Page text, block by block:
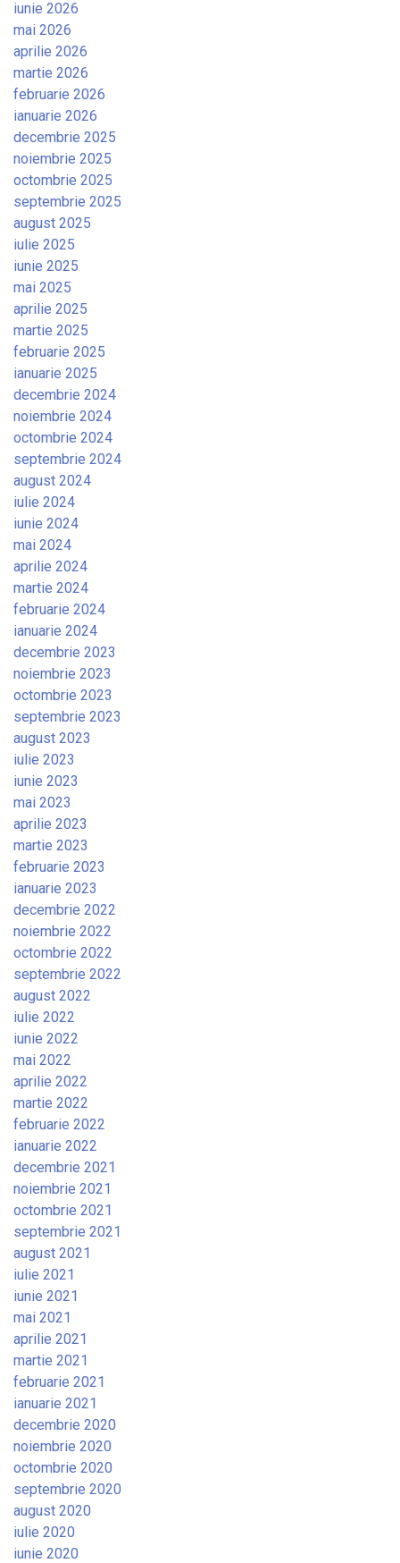
iunie 2026
mai 2026
aprilie 2026
martie 2026
februarie 2026
ianuarie 2026
decembrie 2025
noiembrie 2025
octombrie 2025
septembrie 2025
august 2025
iulie 2025
iunie 2025
mai 2025
aprilie 2025
martie 2025
februarie 2025
ianuarie 2025
decembrie 2024
noiembrie 2024
octombrie 2024
septembrie 2024
august 2024
iulie 2024
iunie 2024
mai 2024
aprilie 2024
martie 2024
februarie 2024
ianuarie 2024
decembrie 2023
noiembrie 2023
octombrie 2023
septembrie 2023
august 2023
iulie 2023
iunie 2023
mai 2023
aprilie 2023
martie 2023
februarie 2023
ianuarie 2023
decembrie 2022
noiembrie 2022
octombrie 2022
septembrie 2022
august 2022
iulie 2022
iunie 2022
mai 2022
aprilie 2022
martie 2022
februarie 2022
ianuarie 2022
decembrie 2021
noiembrie 2021
octombrie 2021
septembrie 2021
august 2021
iulie 2021
iunie 2021
mai 2021
aprilie 2021
martie 2021
februarie 2021
ianuarie 2021
decembrie 2020
noiembrie 2020
octombrie 2020
septembrie 2020
august 2020
iulie 2020
iunie 2020